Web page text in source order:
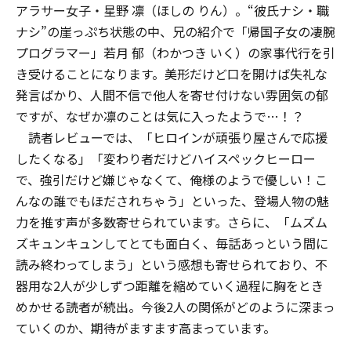
アラサー女子・星野 凛（ほしの りん）。“彼氏ナシ・職
ナシ”の崖っぷち状態の中、兄の紹介で「帰国子女の凄腕
プログラマー」若月 郁（わかつき いく）の家事代行を引
き受けることになります。美形だけど口を開けば失礼な
発言ばかり、人間不信で他人を寄せ付けない雰囲気の郁
ですが、なぜか凛のことは気に入ったようで…！？
読者レビューでは、「ヒロインが頑張り屋さんで応援
したくなる」「変わり者だけどハイスペックヒーロー
で、強引だけど嫌じゃなくて、俺様のようで優しい！こ
んなの誰でもほだされちゃう」といった、登場人物の魅
力を推す声が多数寄せられています。さらに、「ムズム
ズキュンキュンしてとても面白く、毎話あっという間に
読み終わってしまう」という感想も寄せられており、不
器用な2人が少しずつ距離を縮めていく過程に胸をとき
めかせる読者が続出。今後2人の関係がどのように深まっ
ていくのか、期待がますます高まっています。